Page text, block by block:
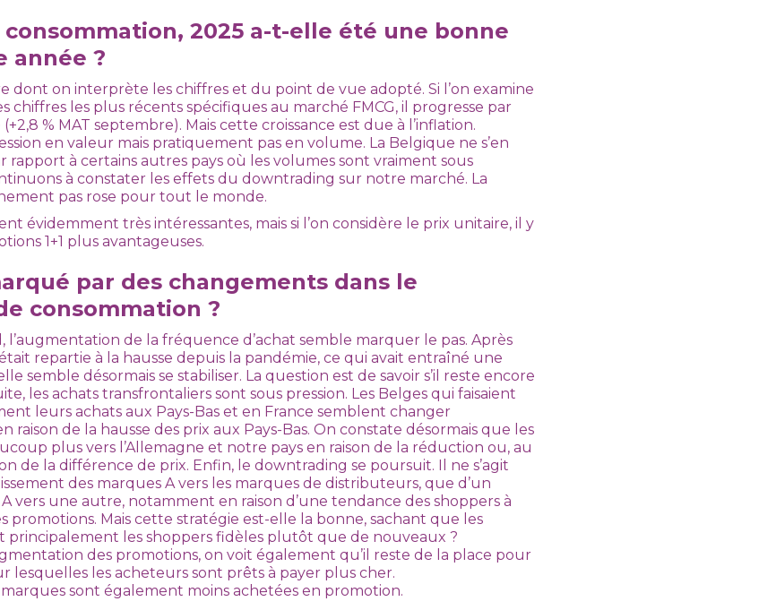
2025 a-t-elle été une bonne
année ?
dont on interprète les chiffres et du point de vue adopté. Si l’on examine
chiffres les plus récents spécifiques au marché FMCG, il progresse par
% MAT septembre). Mais cette croissance est due à l’inflation.
en valeur mais pratiquement pas en volume. La Belgique ne s’en
rapport à certains autres pays où les volumes sont vraiment sous
à constater les effets du downtrading sur notre marché. La
pas rose pour tout le monde.
évidemment très intéressantes, mais si l’on considère le prix unitaire, il y
1+1 plus avantageuses.
par des changements dans le
consommation ?
l’augmentation de la fréquence d’achat semble marquer le pas. Après
repartie à la hausse depuis la pandémie, ce qui avait entraîné une
semble désormais se stabiliser. La question est de savoir s’il reste encore
les achats transfrontaliers sont sous pression. Les Belges qui faisaient
leurs achats aux Pays-Bas et en France semblent changer
raison de la hausse des prix aux Pays-Bas. On constate désormais que les
plus vers l’Allemagne et notre pays en raison de la réduction ou, au
de la différence de prix. Enfin, le downtrading se poursuit. Il ne s’agit
des marques A vers les marques de distributeurs, que d’un
vers une autre, notamment en raison d’une tendance des shoppers à
promotions. Mais cette stratégie est-elle la bonne, sachant que les
principalement les shoppers fidèles plutôt que de nouveaux ?
des promotions, on voit également qu’il reste de la place pour
lesquelles les acheteurs sont prêts à payer plus cher.
sont également moins achetées en promotion.